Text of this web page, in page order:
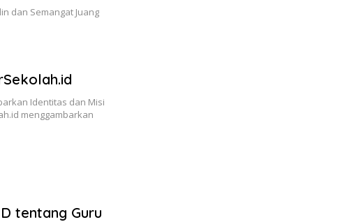
dan Semangat Juang
Identitas dan Misi
menggambarkan
tentang Guru